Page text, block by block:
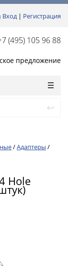
Вход| Регистрация
(495) 105 96 88
предложение
/Адаптеры /
Hole